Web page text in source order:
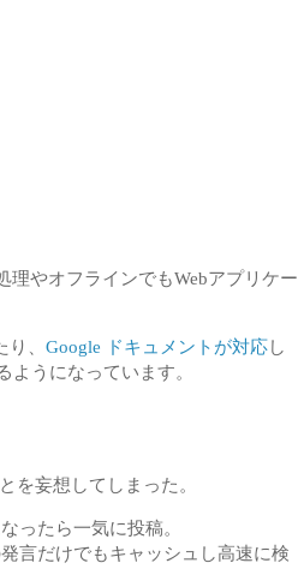
やオフラインでもWebアプリケー
り、 Google ドキュメントが対応し
うになっています。
を妄想してしまった。
ったら一気に投稿。
言だけでもキャッシュし高速に検